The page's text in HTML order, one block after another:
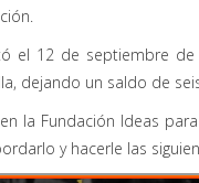
el 12 de septiembre
dejando un saldo de
la Fundación Ideas
y hacerle las